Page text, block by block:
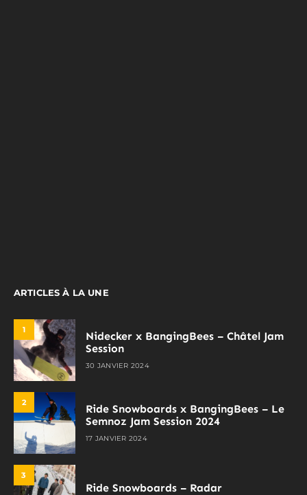
ARTICLES À LA UNE
1
Nidecker x BangingBees – Châtel Jam
Session
30 JANVIER 2024
2
Ride Snowboards x BangingBees – Le
Semnoz Jam Session 2024
17 JANVIER 2024
3
Ride Snowboards – Radar